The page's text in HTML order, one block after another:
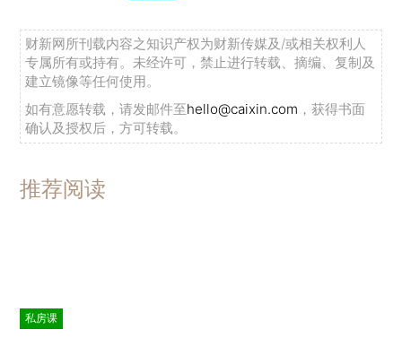
财新网所刊载内容之知识产权为财新传媒及/或相关权利人
专属所有或持有。未经许可，禁止进行转载、摘编、复制及
建立镜像等任何使用。
如有意愿转载，请发邮件至hello@caixin.com ，获得书面
确认及授权后，方可转载。
推荐阅读
私房课